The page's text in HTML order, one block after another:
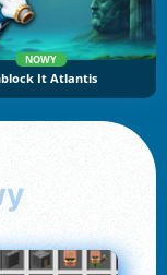
NOWY
It Atlantis